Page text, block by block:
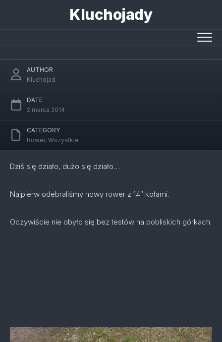
Kluchojady
AUTHOR
Kluchojad
DATE
2 marca 2014
CATEGORY
Rower, Wszystkie
Dziś się działo, dużo się działo…
Najpierw odebraliśmy nowy rower z 14″ kołami.
Oczywiście nie obyło się bez testów na pobliskich górkach.